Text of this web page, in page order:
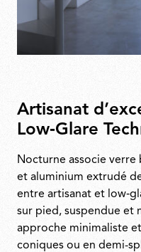
Artisanat
Low‑Glare
Nocturne associe verre
et aluminium extrudé
entre artisanat et
sur pied, suspendue et
approche minimaliste
coniques ou en demi-